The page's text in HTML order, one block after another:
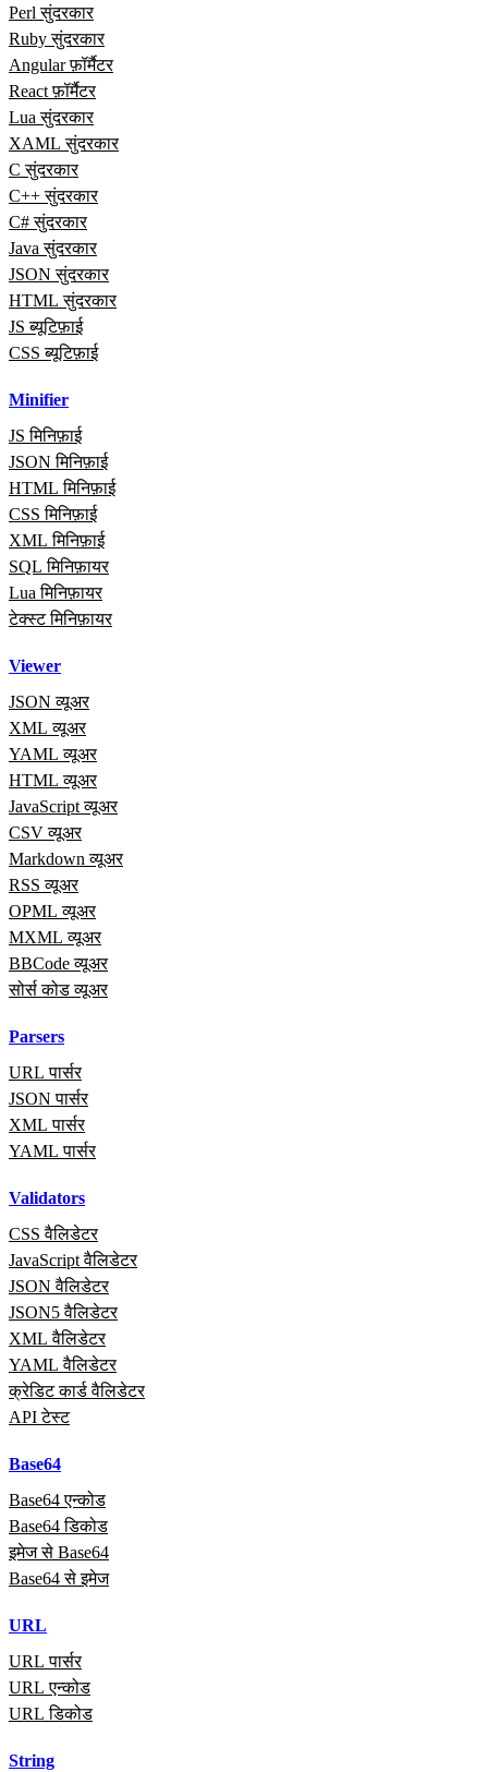
Perl सुंदरकार
Ruby सुंदरकार
Angular फ़ॉर्मैटर
React फ़ॉर्मैटर
Lua सुंदरकार
XAML सुंदरकार
C सुंदरकार
C++ सुंदरकार
C# सुंदरकार
Java सुंदरकार
JSON सुंदरकार
HTML सुंदरकार
JS ब्यूटिफ़ाई
CSS ब्यूटिफ़ाई
Minifier
JS मिनिफ़ाई
JSON मिनिफ़ाई
HTML मिनिफ़ाई
CSS मिनिफ़ाई
XML मिनिफ़ाई
SQL मिनिफ़ायर
Lua मिनिफ़ायर
टेक्स्ट मिनिफ़ायर
Viewer
JSON व्यूअर
XML व्यूअर
YAML व्यूअर
HTML व्यूअर
JavaScript व्यूअर
CSV व्यूअर
Markdown व्यूअर
RSS व्यूअर
OPML व्यूअर
MXML व्यूअर
BBCode व्यूअर
सोर्स कोड व्यूअर
Parsers
URL पार्सर
JSON पार्सर
XML पार्सर
YAML पार्सर
Validators
CSS वैलिडेटर
JavaScript वैलिडेटर
JSON वैलिडेटर
JSON5 वैलिडेटर
XML वैलिडेटर
YAML वैलिडेटर
क्रेडिट कार्ड वैलिडेटर
API टेस्ट
Base64
Base64 एन्कोड
Base64 डिकोड
इमेज से Base64
Base64 से इमेज
URL
URL पार्सर
URL एन्कोड
URL डिकोड
String